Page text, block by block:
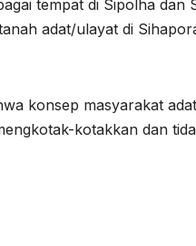
tempat di Sipolha
adat/ulayat di
konsep masyarakat
kotakkan dan